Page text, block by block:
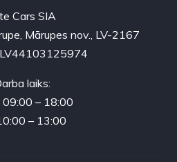
Cars SIA
Mārupes nov., LV-2167
laiks:
09:00 – 18:00
– 13:00